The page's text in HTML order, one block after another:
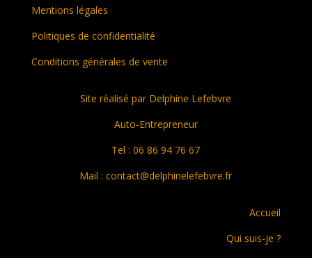
Mentions légales
Politiques de confidentialité
Conditions générales de vente
Site réalisé par Delphine Lefebvre
Auto-Entrepreneur
Tel : 06 86 94 76 67
Mail : contact@delphinelefebvre.fr
Accueil
Qui suis-je ?